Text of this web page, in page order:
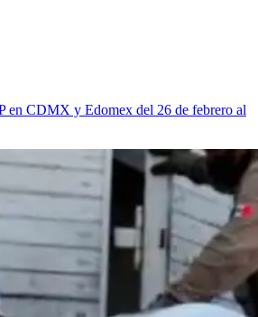
en CDMX y Edomex del 26 de febrero al